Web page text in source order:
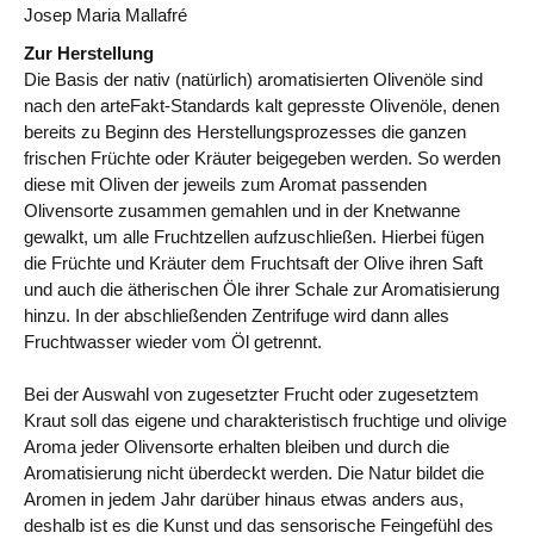
Josep Maria Mallafré
Zur Herstellung
Die Basis der nativ (natürlich) aromatisierten Olivenöle sind
nach den arteFakt-Standards kalt gepresste Olivenöle, denen
bereits zu Beginn des Herstellungsprozesses die ganzen
frischen Früchte oder Kräuter beigegeben werden. So werden
diese mit Oliven der jeweils zum Aromat passenden
Olivensorte zusammen gemahlen und in der Knetwanne
gewalkt, um alle Fruchtzellen aufzuschließen. Hierbei fügen
die Früchte und Kräuter dem Fruchtsaft der Olive ihren Saft
und auch die ätherischen Öle ihrer Schale zur Aromatisierung
hinzu. In der abschließenden Zentrifuge wird dann alles
Fruchtwasser wieder vom Öl getrennt.
Bei der Auswahl von zugesetzter Frucht oder zugesetztem
Kraut soll das eigene und charakteristisch fruchtige und olivige
Aroma jeder Olivensorte erhalten bleiben und durch die
Aromatisierung nicht überdeckt werden. Die Natur bildet die
Aromen in jedem Jahr darüber hinaus etwas anders aus,
deshalb ist es die Kunst und das sensorische Feingefühl des